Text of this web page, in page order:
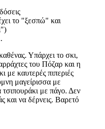
το "ξεσπώ" και
Υπάρχει το σκι,
του Πόζαρ και η
με καυτερές πιπεριές
μαγείρισσα με
τσιπουράκι με πάγο. Δεν
και να δέρνεις. Βαρετό